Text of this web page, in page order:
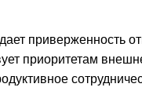
приверженность
приоритетам